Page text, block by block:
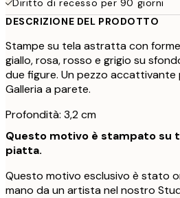
Diritto di recesso per 90 giorni
DESCRIZIONE DEL PRODOTTO
Stampe su tela astratta con
giallo, rosa, rosso e grigio su
due figure. Un pezzo accattivante
Galleria a parete.
Profondità: 3,2 cm
Questo motivo è stampato su
piatta.
Questo motivo esclusivo è stato
mano da un artista nel nostro